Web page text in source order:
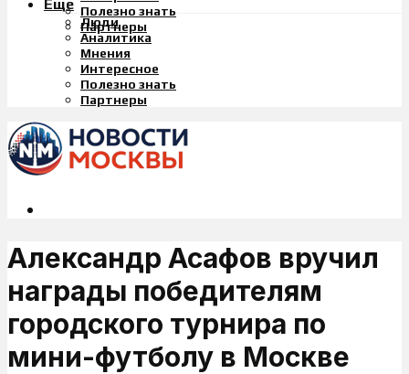
Полезно знать
Партнеры
Еще
Люди
Аналитика
Мнения
Интересное
Полезно знать
Партнеры
Александр Асафов вручил
награды победителям
городского турнира по
мини-футболу в Москве